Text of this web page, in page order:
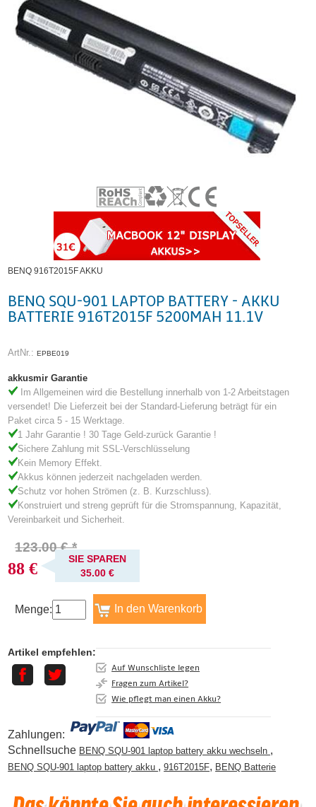
BENQ 916T2015F AKKU
BENQ SQU-901 LAPTOP BATTERY - AKKU
BATTERIE 916T2015F 5200MAH 11.1V
ArtNr.:EPBE019
akkusmir Garantie
Im Allgemeinen wird die Bestellung innerhalb von 1-2 Arbeitstagen
versendet! Die Lieferzeit bei der Standard-Lieferung beträgt für ein
Paket circa 5 - 15 Werktage.
1 Jahr Garantie ! 30 Tage Geld-zurück Garantie !
Sichere Zahlung mit SSL-Verschlüsselung
Kein Memory Effekt.
Akkus können jederzeit nachgeladen werden.
Schutz vor hohen Strömen (z. B. Kurzschluss).
Konstruiert und streng geprüft für die Stromspannung, Kapazität,
Vereinbarkeit und Sicherheit.
123.00 € *
88 €
SIE SPAREN
35.00 €
Menge:
Artikel empfehlen:
Auf Wunschliste legen
Fragen zum Artikel?
Wie pflegt man einen Akku?
Zahlungen:
Schnellsuche BENQ SQU-901 laptop battery akku wechseln ,
BENQ SQU-901 laptop battery akku ,916T2015F, BENQ Batterie